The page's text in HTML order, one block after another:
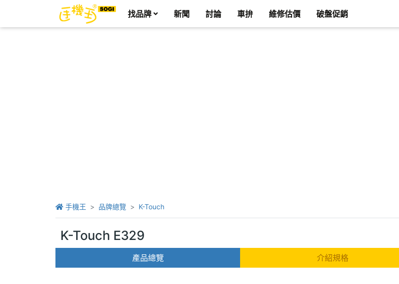
找品牌 新聞 討論 車拚 維修估價 破盤促銷
手機王 品牌總覽 K-Touch
K-Touch E329
產品總覽 介紹規格